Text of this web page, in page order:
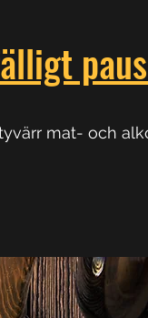
mat- och